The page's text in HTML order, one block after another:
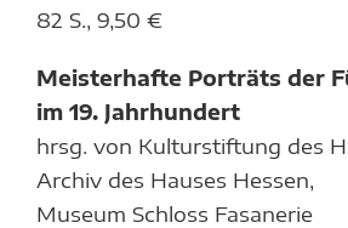
82 S., 9,50 €
Meisterhafte Porträts der
im 19. Jahrhundert
hrsg. von Kulturstiftung des
Archiv des Hauses Hessen,
Museum Schloss Fasanerie